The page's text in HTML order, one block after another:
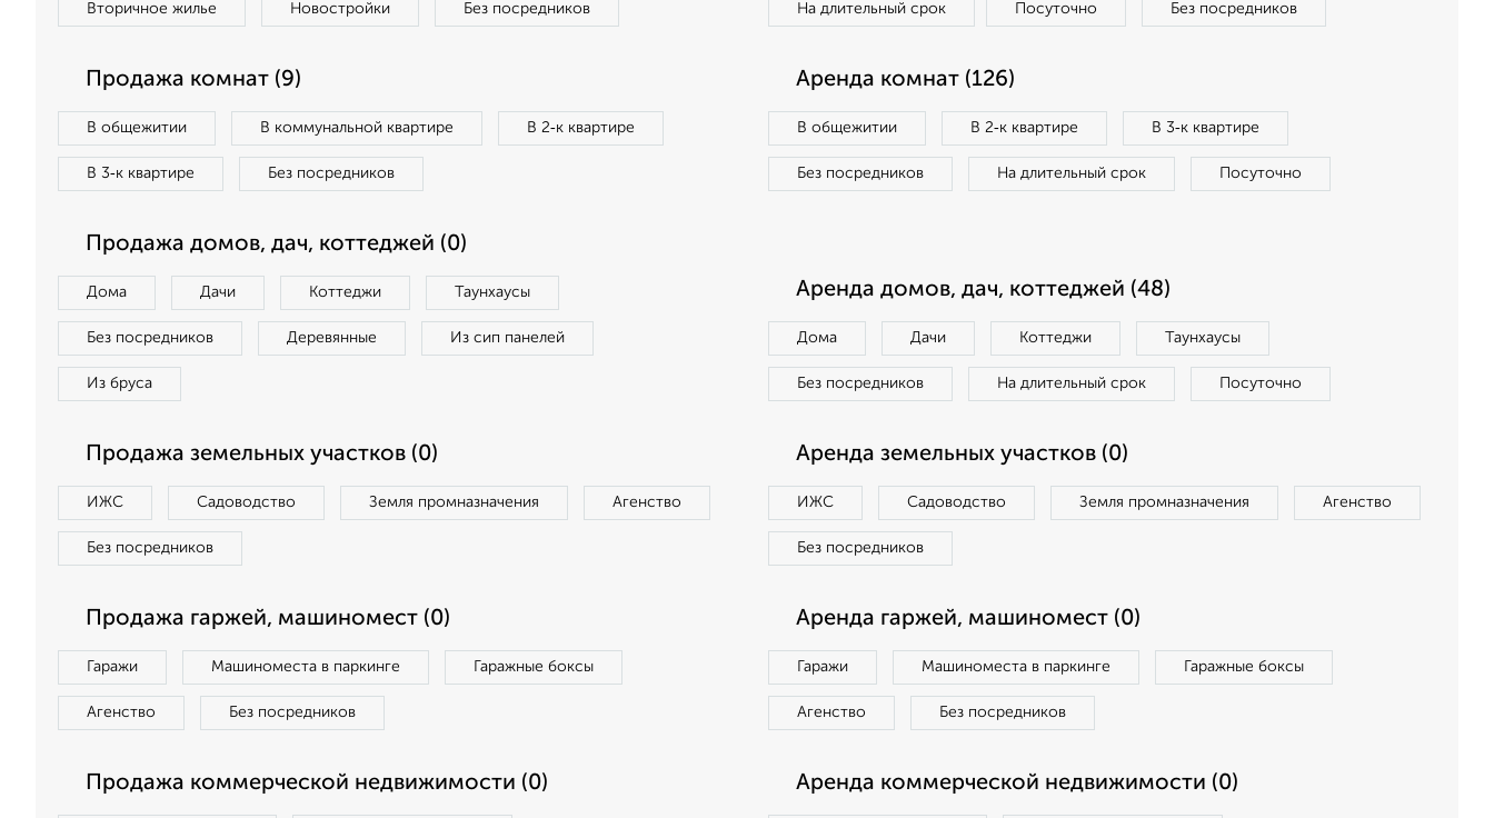
Вторичное жилье Новостройки Без посредников На длительный срок Посуточно Без посредников
Продажа комнат (9)
В общежитии В коммунальной квартире В 2‑к квартире
В 3‑к квартире Без посредников
Аренда комнат (126)
В общежитии В 2‑к квартире В 3‑к квартире
Без посредников На длительный срок Посуточно
Продажа домов, дач, коттеджей (0)
Дома Дачи Коттеджи Таунхаусы
Без посредников Деревянные Из сип панелей
Из бруса
Аренда домов, дач, коттеджей (48)
Дома Дачи Коттеджи Таунхаусы
Без посредников На длительный срок Посуточно
Продажа земельных участков (0)
ИЖС Садоводство Земля промназначения Агенство
Без посредников
Аренда земельных участков (0)
ИЖС Садоводство Земля промназначения Агенство
Без посредников
Продажа гаржей, машиномест (0)
Гаражи Машиноместа в паркинге Гаражные боксы
Агенство Без посредников
Аренда гаржей, машиномест (0)
Гаражи Машиноместа в паркинге Гаражные боксы
Агенство Без посредников
Продажа коммерческой недвижимости (0) Аренда коммерческой недвижимости (0)